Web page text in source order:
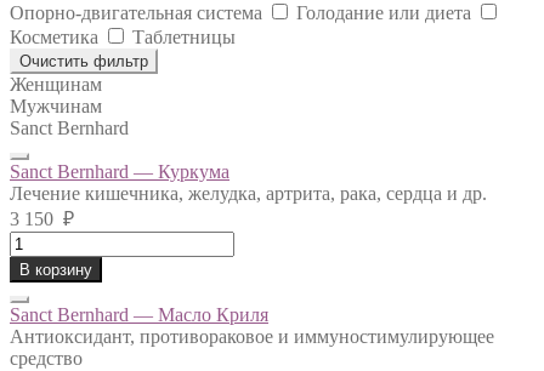
Опорно-двигательная система
Голодание или диета
Косметика
Таблетницы
Очистить фильтр
Женщинам
Мужчинам
Sanct Bernhard
Sanct Bernhard — Куркума
Лечение кишечника, желудка, артрита, рака, сердца и др.
3 150 ₽
Sanct
Bernhard
-
Куркума
quantity
В корзину
Sanct Bernhard — Масло Криля
Антиоксидант, противораковое и иммуностимулирующее
средство